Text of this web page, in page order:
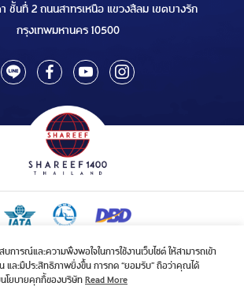
การณ์และความพึงพอใจในการใช้งานเว็บไซต์ ให้สามารถเข้า
น และมีประสิทธิภาพยิ่งขึ้น การกด “ยอมรับ” ถือว่าคุณได้
โยบายคุกกี้ของบริษัทRead More
ชั้นที่ 2 ถนนสาทรเหนือ แขวงสีลม เขตบางรัก
กรุงเทพมหานคร 10500
กิจการรับจัดบริการขนส่งในกิจการฮัจย์เลขที่ 1/2568
ท่องเที่ยวแห่งประเทศไทย เลขที่ 11/10635